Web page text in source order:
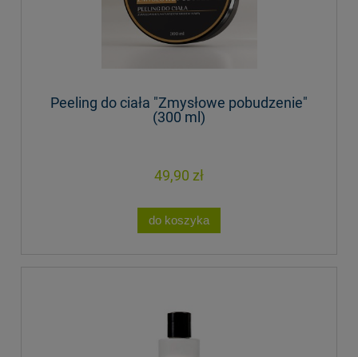
Peeling do ciała "Zmysłowe pobudzenie"
(300 ml)
49,90 zł
do koszyka